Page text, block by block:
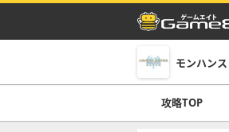
モンハン
攻略TOP